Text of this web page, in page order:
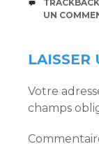
UN
LAISSER
Votre
champs